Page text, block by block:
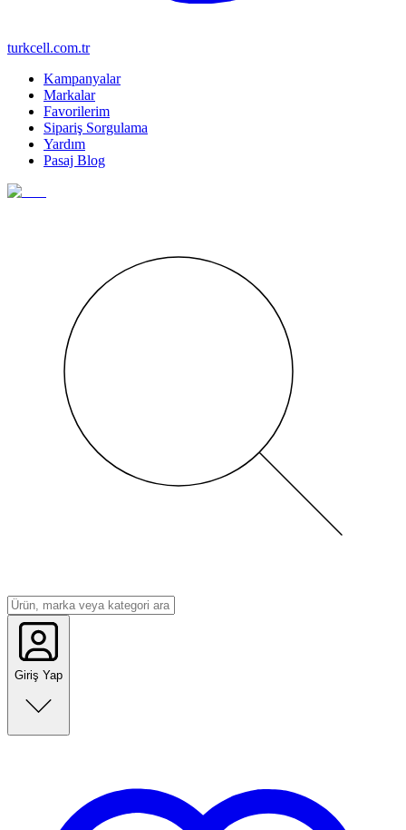
turkcell.com.tr
Kampanyalar
Markalar
Favorilerim
Sipariş Sorgulama
Yardım
Pasaj Blog
Giriş Yap